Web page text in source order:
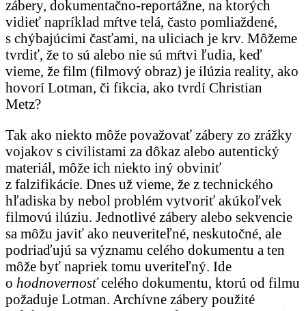
zábery, dokumentačno-reportážne, na ktorých
vidieť napríklad mŕtve telá, často pomliaždené,
s chýbajúcimi časťami, na uliciach je krv. Môžeme
tvrdiť, že to sú alebo nie sú mŕtvi ľudia, keď
vieme, že film (filmový obraz) je ilúzia reality, ako
hovorí Lotman, či fikcia, ako tvrdí Christian
Metz?
Tak ako niekto môže považovať zábery zo zrážky
vojakov s civilistami za dôkaz alebo autentický
materiál, môže ich niekto iný obviniť
z falzifikácie. Dnes už vieme, že z technického
hľadiska by nebol problém vytvoriť akúkoľvek
filmovú ilúziu. Jednotlivé zábery alebo sekvencie
sa môžu javiť ako neuveriteľné, neskutočné, ale
podriaďujú sa významu celého dokumentu a ten
môže byť napriek tomu uveriteľný. Ide
o hodnovernosťcelého dokumentu, ktorú od filmu
požaduje Lotman. Archívne zábery použité